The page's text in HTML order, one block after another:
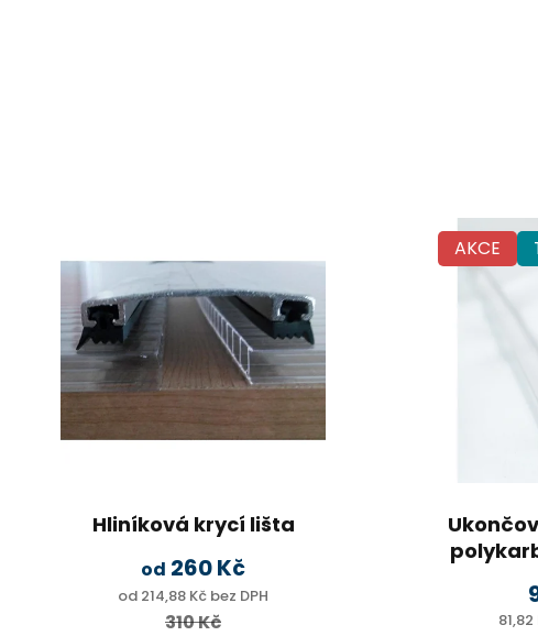
Hliníková krycí lišta
od 214,88 Kč bez DPH
od 260 Kč
310 Kč
AKCE
UV